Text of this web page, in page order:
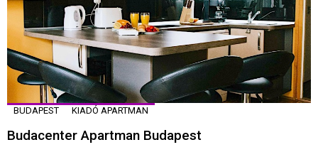
BUDAPEST KIADÓ APARTMAN
Budacenter Apartman Budapest